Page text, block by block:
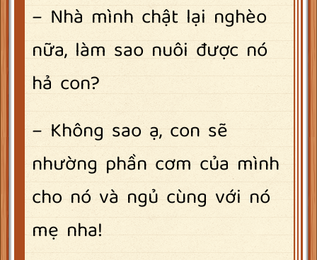
– Nhà mình chật lại nghèo
nữa, làm sao nuôi được nó
hả con?
– Không sao ạ, con sẽ
nhường phần cơm của mình
cho nó và ngủ cùng với nó
mẹ nha!